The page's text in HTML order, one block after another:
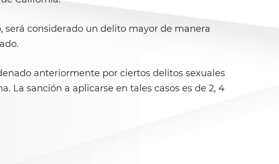
será considerado un delito mayor de manera
anteriormente por ciertos delitos sexuales
La sanción a aplicarse en tales casos es de 2, 4